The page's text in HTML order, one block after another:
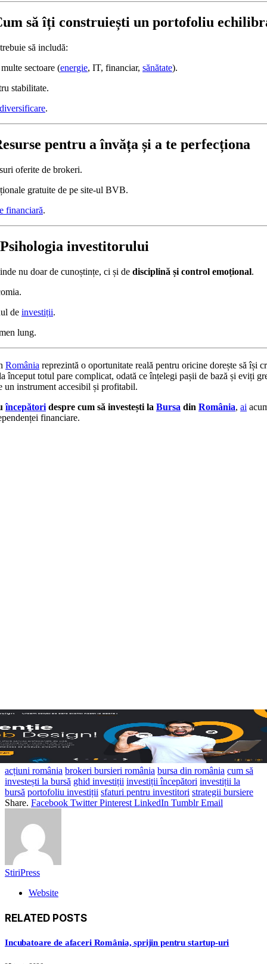
să îți construiești un portofoliu
să includă:
sectoare (energie, IT, financiar, sănătate).
stabilitate.
diversificare.
pentru a învăța și a te perfecționa
oferite de brokeri.
gratuite de pe site-ul BVB.
financiară.
investitorului
nu doar de cunoștințe, ci și de disciplină și control emoțional.
de investiții.
lung.
România reprezintă o oportunitate reală pentru oricine dorește să își
început totul pare complicat, odată ce înțelegi pașii de bază și eviți
un instrument accesibil și profitabil.
începătoridespre cum să investești la Bursa din România, ai
financiare.
acțiuni românia brokeri bursieri românia bursa din românia cum să
investești la bursă ghid investiții investiții începători investiții la
bursă portofoliu investiții sfaturi pentru investitori strategii bursiere
Share. Facebook Twitter Pinterest LinkedIn Tumblr Email
StiriPress
Website
RELATED POSTS
Incubatoare de afaceri România, sprijin pentru startup-uri